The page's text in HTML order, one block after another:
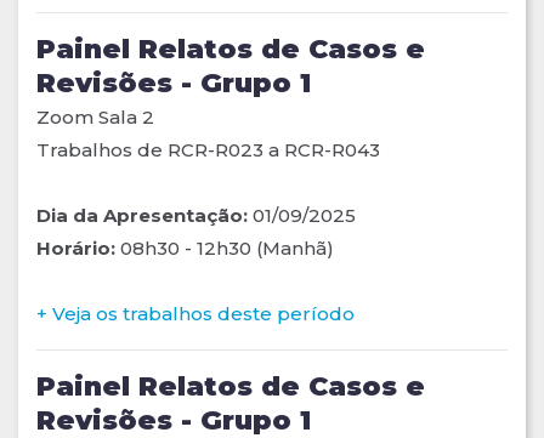
Painel Relatos de Casos e
Revisões - Grupo 1
Zoom Sala 2
Trabalhos de RCR-R023 a RCR-R043
Dia da Apresentação: 01/09/2025
Horário: 08h30 - 12h30 (Manhã)
+ Veja os trabalhos deste período
Painel Relatos de Casos e
Revisões - Grupo 1